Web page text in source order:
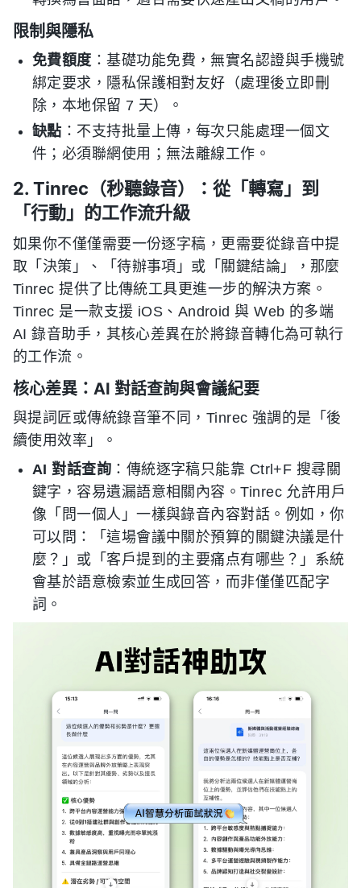
限制與隱私
免費額度 ：基礎功能免費，無實名認證與手機號
綁定要求，隱私保護相對友好（處理後立即刪
除，本地保留 7 天）。
缺點 ：不支持批量上傳，每次只能處理一個文
件；必須聯網使用；無法離線工作。
2. Tinrec（秒聽錄音）：從「轉寫」到
「行動」的工作流升級
如果你不僅僅需要一份逐字稿，更需要從錄音中提
取「決策」、「待辦事項」或「關鍵結論」，那麼
Tinrec 提供了比傳統工具更進一步的解決方案。
Tinrec 是一款支援 iOS、Android 與 Web 的多端
AI 錄音助手，其核心差異在於將錄音轉化為可執行
的工作流。
核心差異：AI 對話查詢與會議紀要
與提詞匠或傳統錄音筆不同，Tinrec 強調的是「後
續使用效率」。
AI 對話查詢 ：傳統逐字稿只能靠 Ctrl+F 搜尋關
鍵字，容易遺漏語意相關內容。Tinrec 允許用戶
像「問一個人」一樣與錄音內容對話。例如，你
可以問：「這場會議中關於預算的關鍵決議是什
麼？」或「客戶提到的主要痛点有哪些？」系統
會基於語意檢索並生成回答，而非僅僅匹配字
詞。